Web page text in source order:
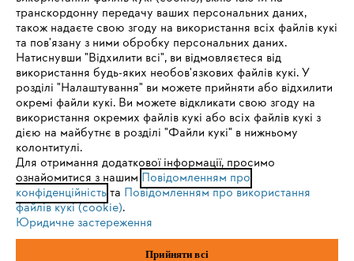
Ваш E-Mail
Зареєструватись зараз
#STIHL
IHR BROWSER WIRD NICHT
UNTERSTÜTZT
Sie nutzen einen Browser, den wir noch nicht unterstützen. Für
eine optimale Nutzung unserer Seite empfehlen wir Ihnen, zu
einem der folgenden Browser zu wechseln:
Firefox Chrome
транскордонну передачу ваших персональних даних,
також надаєте свою згоду на використання всіх файлів кукі
та пов'язану з ними обробку персональних даних.
Натиснувши "Відхилити всі", ви відмовляєтеся від
використання будь-яких необов'язкових файлів кукі. У
розділі "Налаштування" ви можете прийняти або відхилити
окремі файли кукі. Ви можете відкликати свою згоду на
використання окремих файлів кукі або всіх файлів кукі з
дією на майбутнє в розділі "Файли кукі" в нижньому
колонтитулі.
Для отримання додаткової інформації, просимо
ознайомитися з нашим Повідомленням про
конфіденційністьта Повідомленням про використання
файлів кукі (cookie).
Юридичне застереження
Прийняти всі